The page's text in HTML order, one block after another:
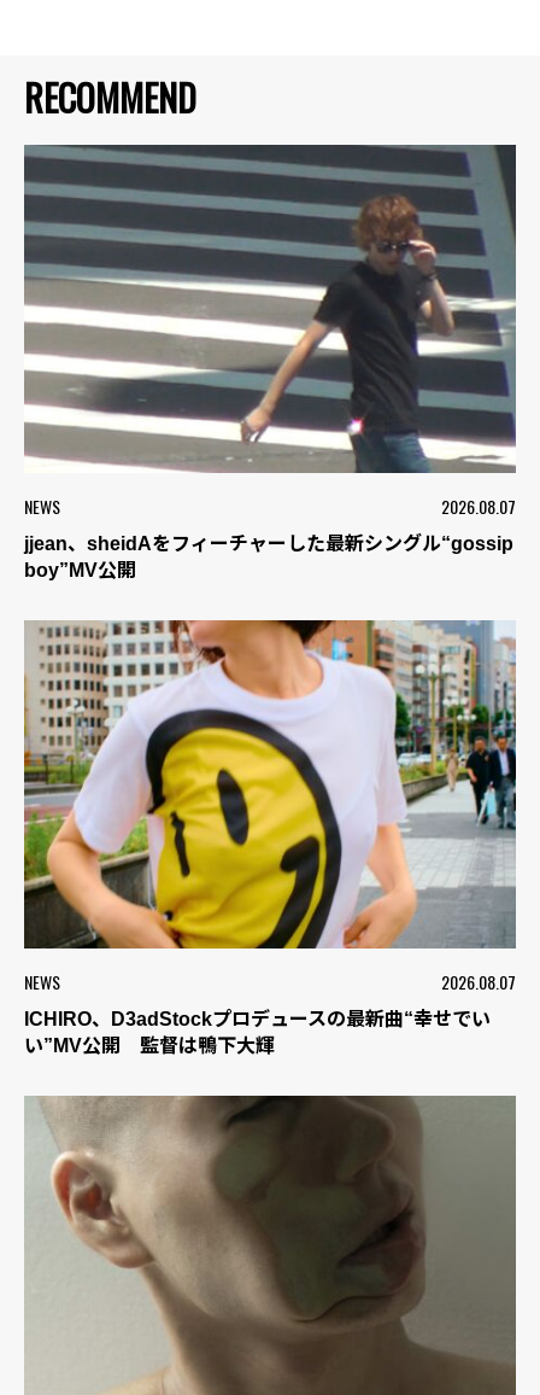
RECOMMEND
NEWS 2026.08.07
jjean、sheidAをフィーチャーした最新シングル“gossip
boy”MV公開
NEWS 2026.08.07
ICHIRO、D3adStockプロデュースの最新曲“幸せでい
い”MV公開 監督は鴨下大輝